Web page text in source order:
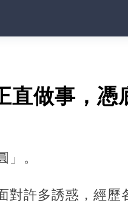
直做事，憑
」。
對許多誘惑，經歷